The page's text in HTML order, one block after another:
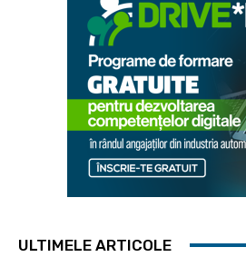
ULTIMELE ARTICOLE